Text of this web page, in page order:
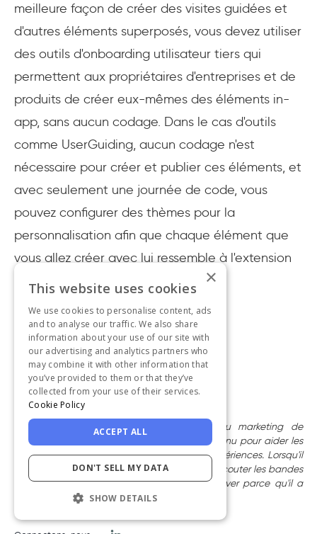
meilleure façon de créer des visites guidées et
d'autres éléments superposés, vous devez utiliser
des outils d'onboarding utilisateur tiers qui
permettent aux propriétaires d'entreprises et de
produits de créer eux-mêmes des éléments in-
app, sans aucun codage. Dans le cas d'outils
comme UserGuiding, aucun codage n'est
nécessaire pour créer et publier ces éléments, et
avec seulement une journée de code, vous
pouvez configurer des thèmes pour la
personnalisation afin que chaque élément que
vous allez créer avec lui ressemble à l'extension
de votre produit.
Rédigé par :
Selman Gökçe
Former Content Marketing Lead
Selman Gokce est l'ancien responsable du marketing de
contenu chez UserGuiding. Il a créé du contenu pour aider les
équipes de produits à créer de meilleures expériences. Lorsqu'il
n'écrit pas, vous pouvez le trouver en train d'écouter les bandes
originales de LOTR en cuisinant ou de s'énerver parce qu'il a
perdu dans un jeu vidéo.
×
This website uses cookies
We use cookies to personalise content, ads
and to analyse our traffic. We also share
information about your use of our site with
our advertising and analytics partners who
may combine it with other information that
you’ve provided to them or that they’ve
collected from your use of their services.
Cookie Policy
ACCEPT ALL
DON'T SELL MY DATA
SHOW DETAILS